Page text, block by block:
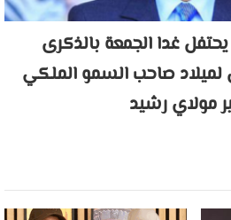
غدا الجمعة بالذكرى
صاحب السمو الملكي
مولاي رشيد